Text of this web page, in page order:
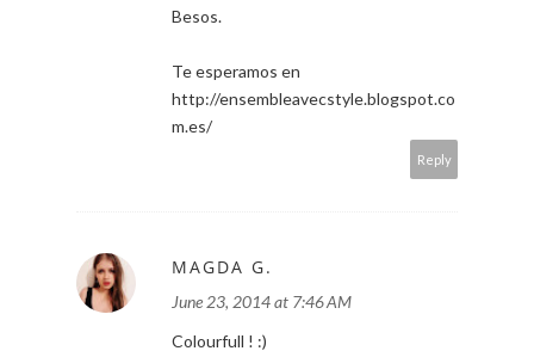
Besos.
Te esperamos en
http://ensembleavecstyle.blogspot.co
m.es/
Reply
MAGDA G.
June 23, 2014 at 7:46 AM
Colourfull ! :)